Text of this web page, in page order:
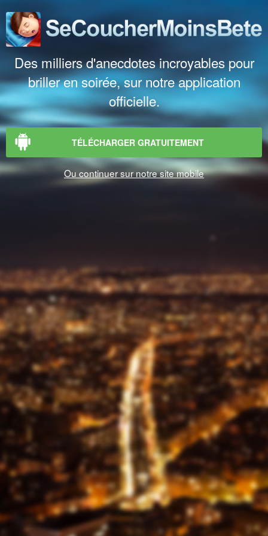
Des milliers d'anecdotes incroyables pour
briller en soirée, sur notre application
officielle.
TÉLÉCHARGER GRATUITEMENT
Ou continuer sur notre site mobile